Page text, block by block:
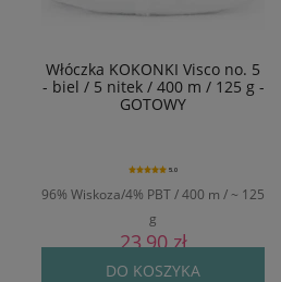
Włóczka KOKONKI Visco no. 5
- biel / 5 nitek / 400 m / 125 g -
GOTOWY
96% Wiskoza/4% PBT / 400 m / ~ 125
g
5.0
23,90 zł
Cena regularna:29,90 zł
DO KOSZYKA